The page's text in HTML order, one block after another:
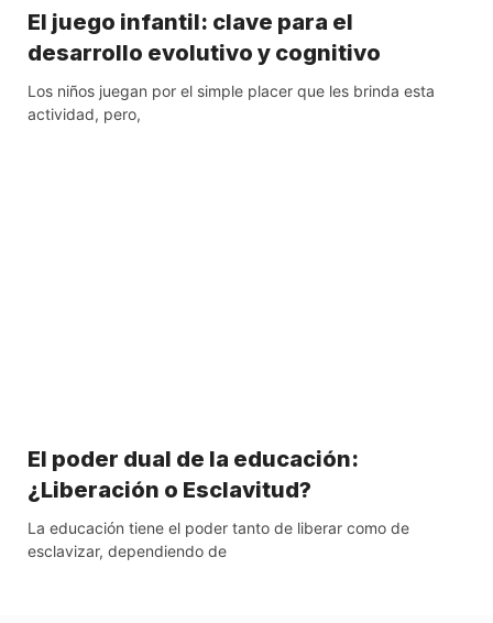
El juego infantil: clave para el
desarrollo evolutivo y cognitivo
Los niños juegan por el simple placer que les brinda esta
actividad, pero,
El poder dual de la educación:
¿Liberación o Esclavitud?
La educación tiene el poder tanto de liberar como de
esclavizar, dependiendo de